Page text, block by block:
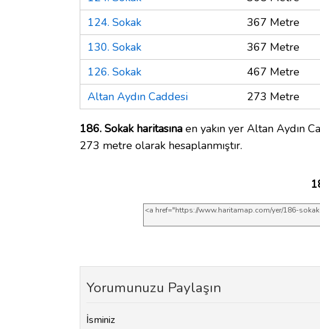
124. Sokak
367 Metre
130. Sokak
367 Metre
126. Sokak
467 Metre
Altan Aydın Caddesi
273 Metre
186. Sokak haritasına en yakın yer Altan Aydın
273 metre olarak hesaplanmıştır.
Yorumunuzu Paylaşın
İsminiz